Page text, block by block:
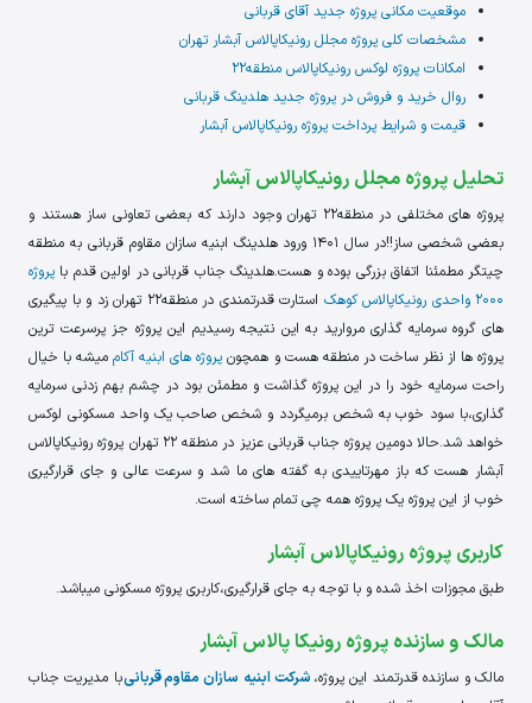
موقعیت مکانی پروژه جدید آقای قربانی
مشخصات کلی پروژه مجلل رونیکاپالاس آبشار تهران
امکانات پروژه لوکس رونیکاپالاس منطقه22
روال خرید و فروش در پروژه جدید هلدینگ قربانی
قیمت و شرایط پرداخت پروژه رونیکاپالاس آبشار
تحلیل پروژه مجلل رونیکاپالاس آبشار
پروژه های مختلفی در منطقه22 تهران وجود دارند که بعضی تعاونی ساز هستند و
بعضی شخصی ساز!!در سال 1401 ورود هلدینگ ابنیه سازان مقاوم قربانی به منطقه
چیتگر مطمئنا اتفاق بزرگی بوده و هست.هلدینگ جناب قربانی در اولین قدم با پروژه
2000 واحدی رونیکاپالاس کوهک
استارت قدرتمندی در منطقه22 تهران زد و با پیگیری
های گروه سرمایه گذاری مروارید به این نتیجه رسیدیم این پروژه جز پرسرعت ترین
پروژه ها از نظر ساخت در منطقه هست و همچون پروژه های ابنیه آکاممیشه با خیال
راحت سرمایه خود را در این پروژه گذاشت و مطمئن بود در چشم بهم زدنی سرمایه
گذاری،با سود خوب به شخص برمیگردد و شخص صاحب یک واحد مسکونی لوکس
خواهد شد.حالا دومین پروژه جناب قربانی عزیز در منطقه 22 تهران پروژه رونیکاپالاس
آبشار هست که باز مهرتاییدی به گفته های ما شد و سرعت عالی و جای قرارگیری
خوب از این پروژه یک پروژه همه چی تمام ساخته است.
کاربری پروژه رونیکاپالاس آبشار
طبق مجوزات اخذ شده و با توجه به جای قرارگیری،کاربری پروژه مسکونی میباشد.
مالک و سازنده پروژه رونیکا پالاس آبشار
مالک و سازنده قدرتمند این پروژه، شرکت ابنیه سازان مقاوم قربانیبا مدیریت جناب